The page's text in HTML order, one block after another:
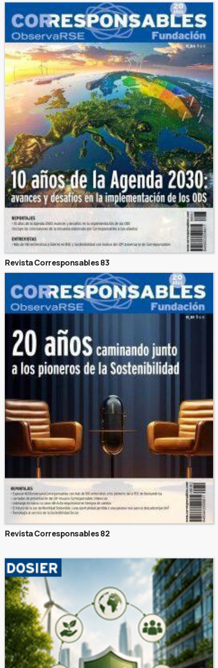
Revista Corresponsables 83
Revista Corresponsables 82